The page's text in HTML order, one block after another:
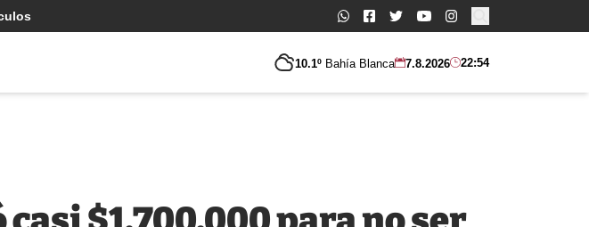
Buscar:
10.1º Bahía Blanca 7.8.2026 22:54